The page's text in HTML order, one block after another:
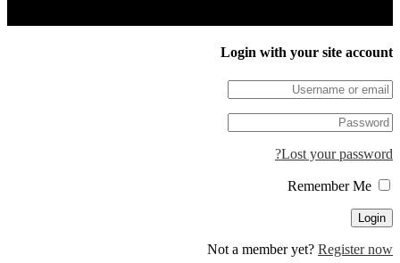
Login with your site
Lost your
Remember Me
Not a member yet?Register